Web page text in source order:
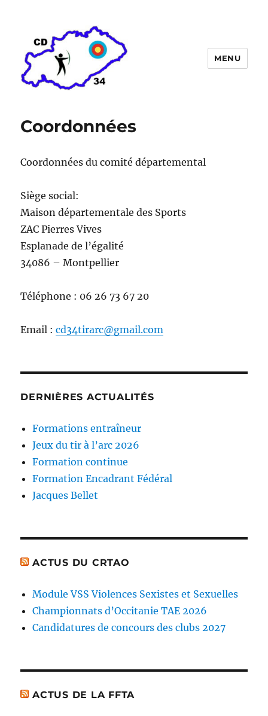
l'arc de l'Hérault
MENU
Coordonnées
Coordonnées du comité départemental
Siège social:
Maison départementale des Sports
ZAC Pierres Vives
Esplanade de l’égalité
34086 – Montpellier
Téléphone : 06 26 73 67 20
Email :cd34tirarc@gmail.com
DERNIÈRES ACTUALITÉS
Formations entraîneur
Jeux du tir à l’arc 2026
Formation continue
Formation Encadrant Fédéral
Jacques Bellet
ACTUS DU CRTAO
Module VSS Violences Sexistes et Sexuelles
Championnats d’Occitanie TAE 2026
Candidatures de concours des clubs 2027
ACTUS DE LA FFTA